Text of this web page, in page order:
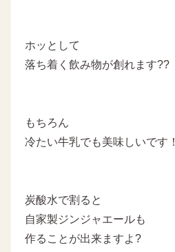
ホッとして
落ち着く飲み物が創れます??
もちろん
冷たい牛乳でも美味しいです！
炭酸水で割ると
自家製ジンジャエールも
作ることが出来ますよ?